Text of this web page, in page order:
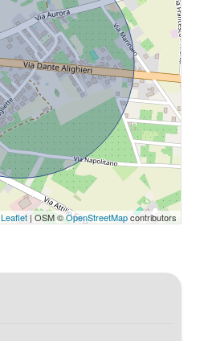
Leaflet| OSM ©OpenStreetMapcontributors